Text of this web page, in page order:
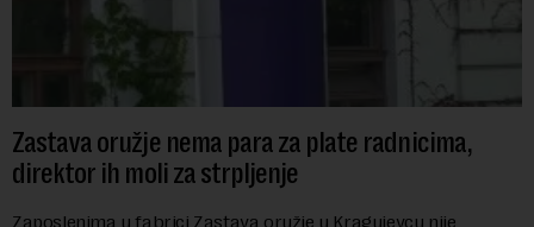
Zastava oružje nema para za plate radnicima,
direktor ih moli za strpljenje
Zaposlenima u fabrici Zastava oružje u Kragujevcu nije